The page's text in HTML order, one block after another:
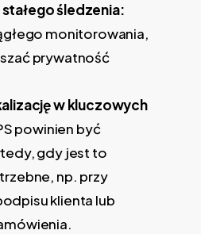
śledzenia:
monitorowania,
prywatność
w kluczowych
powinien być
gdy jest to
np. przy
klienta lub